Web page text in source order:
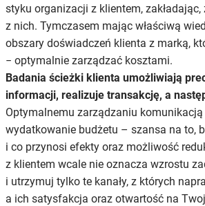
styku organizacji z klientem,
z nich. Tymczasem mając właściwą
obszary doświadczeń klienta z marką,
− optymalnie zarządzać kosztami.
Badania ścieżki klienta umożliwiają
informacji, realizuje transakcję, a
Optymalnemu zarządzaniu
wydatkowanie budżetu – szansa na to,
i co przynosi efekty oraz możliwość
z klientem wcale nie oznacza wzrostu
i utrzymuj tylko te kanały, z których
a ich satysfakcja oraz otwartość na